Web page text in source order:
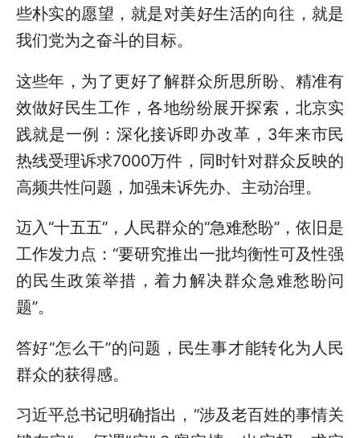
些朴实的愿望，就是对美好生活的向往，就是
我们党为之奋斗的目标。
这些年，为了更好了解群众所思所盼、精准有
效做好民生工作，各地纷纷展开探索，北京实
践就是一例：深化接诉即办改革，3年来市民
热线受理诉求7000万件，同时针对群众反映的
高频共性问题，加强未诉先办、主动治理。
迈入“十五五”，人民群众的“急难愁盼”，依旧是
工作发力点：“要研究推出一批均衡性可及性强
的民生政策举措，着力解决群众急难愁盼问
题”。
答好“怎么干”的问题，民生事才能转化为人民
群众的获得感。
习近平总书记明确指出，“涉及老百姓的事情关